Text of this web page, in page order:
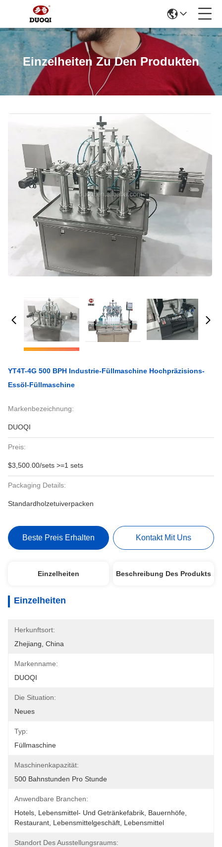
Einzelheiten Zu Den Produkten
YT4T-4G 500 BPH Industrie-Füllmaschine Hochpräzisions-
Essöl-Füllmaschine
Markenbezeichnung:
DUOQI
Preis:
$3,500.00/sets >=1 sets
Packaging Details:
Standardholzetuiverpacken
Beste Preis Erhalten Kontakt Mit Uns
Einzelheiten Beschreibung Des Produkts
Einzelheiten
Herkunftsort:
Zhejiang, China
Markenname:
DUOQI
Die Situation:
Neues
Typ:
Füllmaschine
Maschinenkapazität:
500 Bahnstunden Pro Stunde
Anwendbare Branchen:
Hotels, Lebensmittel- Und Getränkefabrik, Bauernhöfe,
Restaurant, Lebensmittelgeschäft, Lebensmittel
Standort Des Ausstellungsraums: